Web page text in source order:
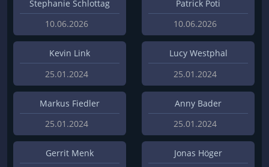
Stephanie Schlottag
10.06.2026
Patrick Poti
10.06.2026
Kevin Link
25.01.2024
Lucy Westphal
25.01.2024
Markus Fiedler
25.01.2024
Anny Bader
25.01.2024
Gerrit Menk
Jonas Höger